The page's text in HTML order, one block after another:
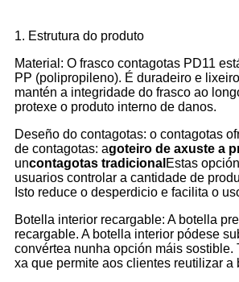
1. Estrutura do produto
Material: O frasco contagotas PD11
PP (polipropileno). É duradeiro e
mantén a integridade do frasco ao
protexe o produto interno de danos.
Deseño do contagotas: o contagotas
de contagotas: agoteiro de axuste a
uncontagotas tradicional Estas
usuarios controlar a cantidade de
Isto reduce o desperdicio e facilita o
Botella interior recargable: A botella
recargable. A botella interior pódese
convértea nunha opción máis sostible.
xa que permite aos clientes reutilizar a